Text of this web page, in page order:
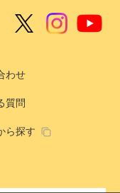
わせ
質問
ら探す